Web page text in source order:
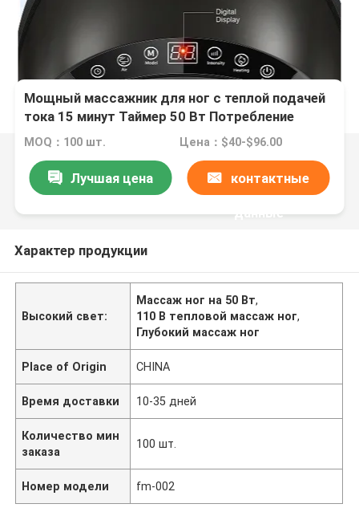
Мощный массажник для ног с теплой подачей
тока 15 минут Таймер 50 Вт Потребление
энергии
MOQ：100 шт. Цена：$40-$96.00
Лучшая цена контактные
данные
Характер продукции
Высокий свет:
Массаж ног на 50 Вт,
110 В тепловой массаж ног,
Глубокий массаж ног
Place of Origin CHINA
Время доставки 10-35 дней
Количество мин
заказа
100 шт.
Номер модели fm-002